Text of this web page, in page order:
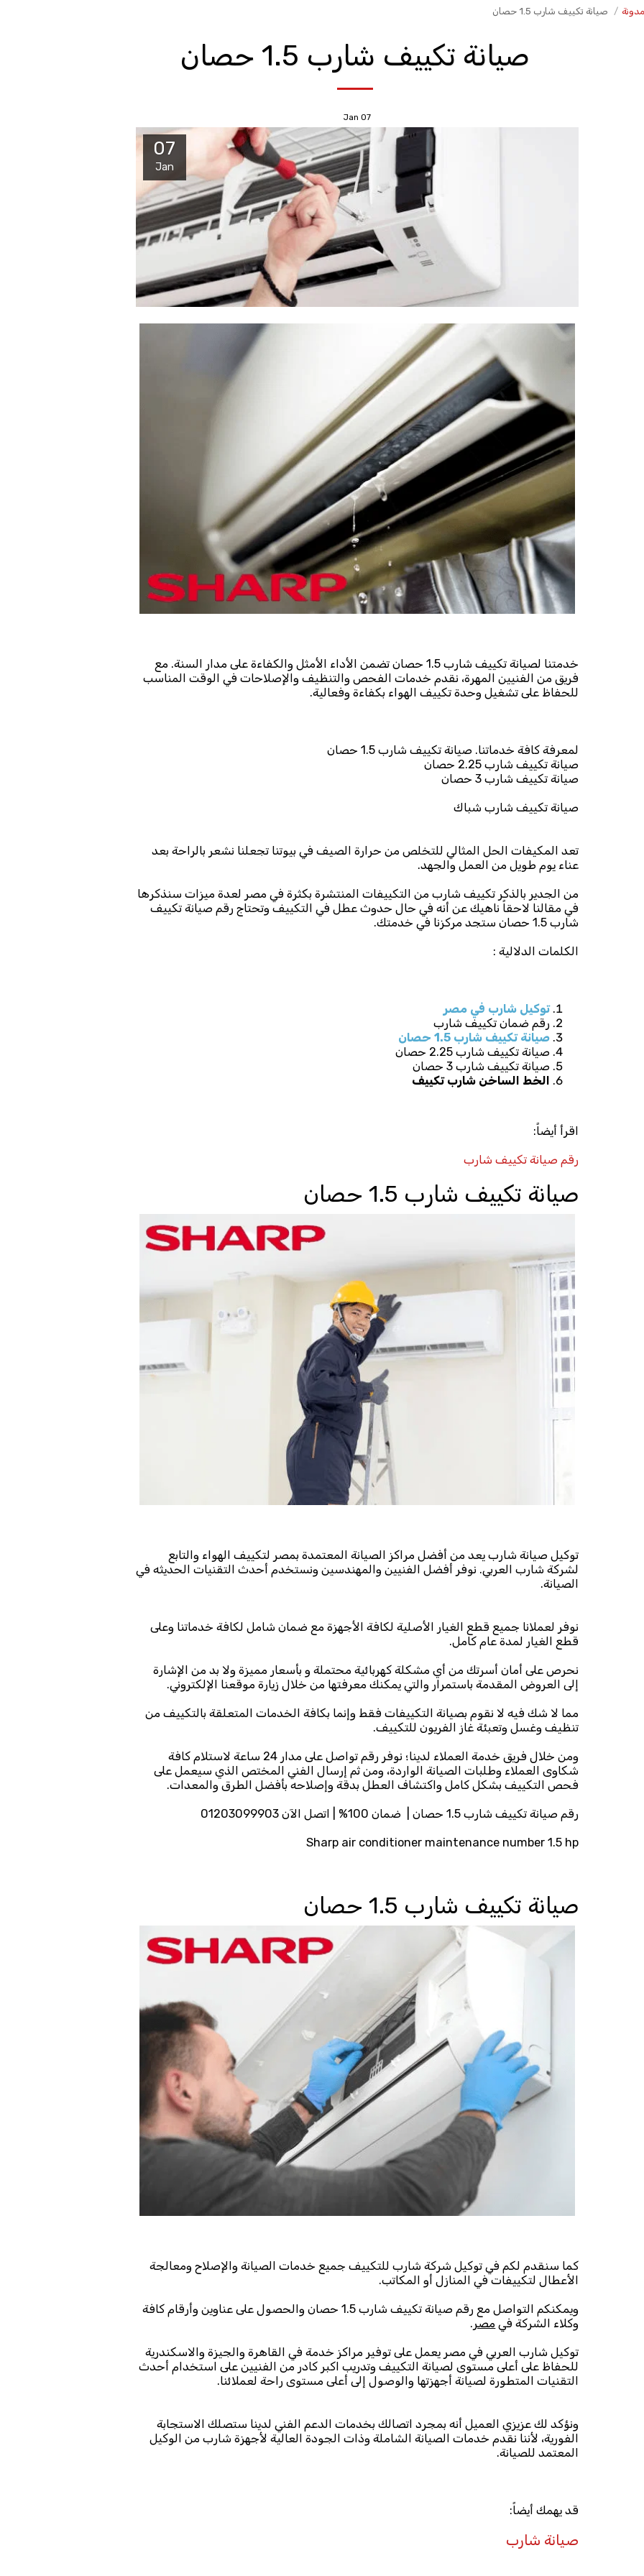
صيانة تكييف شارب 1.5 حصان
صيانة تكييف شارب 1.5 حصان
07
Jan
07
Jan
خدمتنا لصيانة تكييف شارب 1.5 حصان تضمن الأداء الأمثل والكفاءة على مدار السنة. مع
فريق من الفنيين المهرة، نقدم خدمات الفحص والتنظيف والإصلاحات في الوقت المناسب
للحفاظ على تشغيل وحدة تكييف الهواء بكفاءة وفعالية.
لمعرفة كافة خدماتنا. صيانة تكييف شارب 1.5 حصان
صيانة تكييف شارب 2.25 حصان
صيانة تكييف شارب 3 حصان
صيانة تكييف شارب شباك
تعد المكيفات الحل المثالي للتخلص من حرارة الصيف في بيوتنا تجعلنا نشعر بالراحة بعد
عناء يوم طويل من العمل والجهد.
من الجدير بالذكر تكييف شارب من التكييفات المنتشرة بكثرة في مصر لعدة ميزات سنذكرها
في مقالنا لاحقاً ناهيك عن أنه في حال حدوث عطل في التكييف وتحتاج رقم صيانة تكييف
شارب 1.5 حصان ستجد مركزنا في خدمتك.
الكلمات الدلالية :
توكيل شارب في مصر
رقم ضمان تكييف شارب
صيانة تكييف شارب 1.5 حصان
صيانة تكييف شارب 2.25 حصان
صيانة تكييف شارب 3 حصان
الخط الساخن شارب تكييف
اقرأ أيضاً:
رقم صيانة تكييف شارب
صيانة تكييف شارب 1.5 حصان
توكيل صيانة شارب يعد من أفضل مراكز الصيانة المعتمدة بمصر لتكييف الهواء والتابع
لشركة شارب العربي. نوفر أفضل الفنيين والمهندسين ونستخدم أحدث التقنيات الحديثه في
الصيانة.
نوفر لعملانا جميع قطع الغيار الأصلية لكافة الأجهزة مع ضمان شامل لكافة خدماتنا وعلى
قطع الغيار لمدة عام كامل.
نحرص على أمان أسرتك من أي مشكلة كهربائية محتملة و بأسعار مميزة ولا بد من الإشارة
إلى العروض المقدمة باستمرار والتي يمكنك معرفتها من خلال زيارة موقعنا الإلكتروني.
مما لا شك فيه لا نقوم بصيانة التكييفات فقط وإنما بكافة الخدمات المتعلقة بالتكييف من
تنظيف وغسل وتعبئة غاز الفريون للتكييف.
ومن خلال فريق خدمة العملاء لدينا؛ نوفر رقم تواصل على مدار 24 ساعة لاستلام كافة
شكاوى العملاء وطلبات الصيانة الواردة، ومن ثم إرسال الفني المختص الذي سيعمل على
فحص التكييف بشكل كامل واكتشاف العطل بدقة وإصلاحه بأفضل الطرق والمعدات.
رقم صيانة تكييف شارب 1.5 حصان | ضمان 100% | اتصل الآن 01203099903
Sharp air conditioner maintenance number 1.5 hp
صيانة تكييف شارب 1.5 حصان
كما سنقدم لكم في توكيل شركة شارب للتكييف جميع خدمات الصيانة والإصلاح ومعالجة
الأعطال لتكييفات في المنازل أو المكاتب.
ويمكنكم التواصل مع رقم صيانة تكييف شارب 1.5 حصان والحصول على عناوين وأرقام كافة
وكلاء الشركة في مصر .
توكيل شارب العربي في مصر يعمل على توفير مراكز خدمة في القاهرة والجيزة والاسكندرية
للحفاظ على أعلى مستوى لصيانة التكييف وتدريب اكبر كادر من الفنيين على استخدام أحدث
التقنيات المتطورة لصيانة أجهزتها والوصول إلى أعلى مستوى راحة لعملائنا.
ونؤكد لك عزيزي العميل أنه بمجرد اتصالك بخدمات الدعم الفني لدينا ستصلك الاستجابة
الفورية، لأننا نقدم خدمات الصيانة الشاملة وذات الجودة العالية لأجهزة شارب من الوكيل
المعتمد للصيانة.
قد يهمك أيضاً:
صيانة شارب